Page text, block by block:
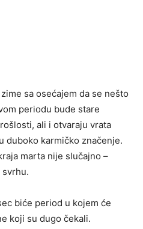
sa osećajem da se nešto
periodu bude stare
ali i otvaraju vrata
duboko karmičko značenje.
marta nije slučajno –
svrhu.
biće period u kojem će
koji su dugo čekali.